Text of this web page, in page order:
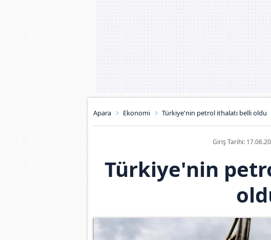
Apara Ekonomi Türkiye'nin petrol ithalatı belli oldu
Giriş Tarihi:
Türkiye'nin